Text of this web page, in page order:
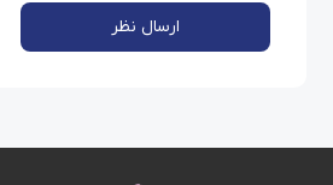
ارسال نظر